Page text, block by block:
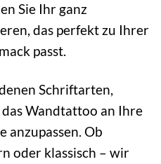
Sie Ihr ganz
das perfekt zu Ihrer
passt.
Schriftarten,
Wandtattoo an Ihre
anzupassen. Ob
oder klassisch – wir